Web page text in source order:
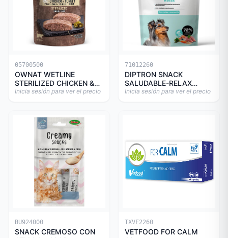
05700500
OWNAT WETLINE
STERILIZED CHICKEN &
TURKEY CAT 85gr
Inicia sesión para ver el precio
71012260
DIPTRON SNACK
SALUDABLE-RELAX
150GR
Inicia sesión para ver el precio
BU924000
SNACK CREMOSO CON
TXVF2260
VETFOOD FOR CALM